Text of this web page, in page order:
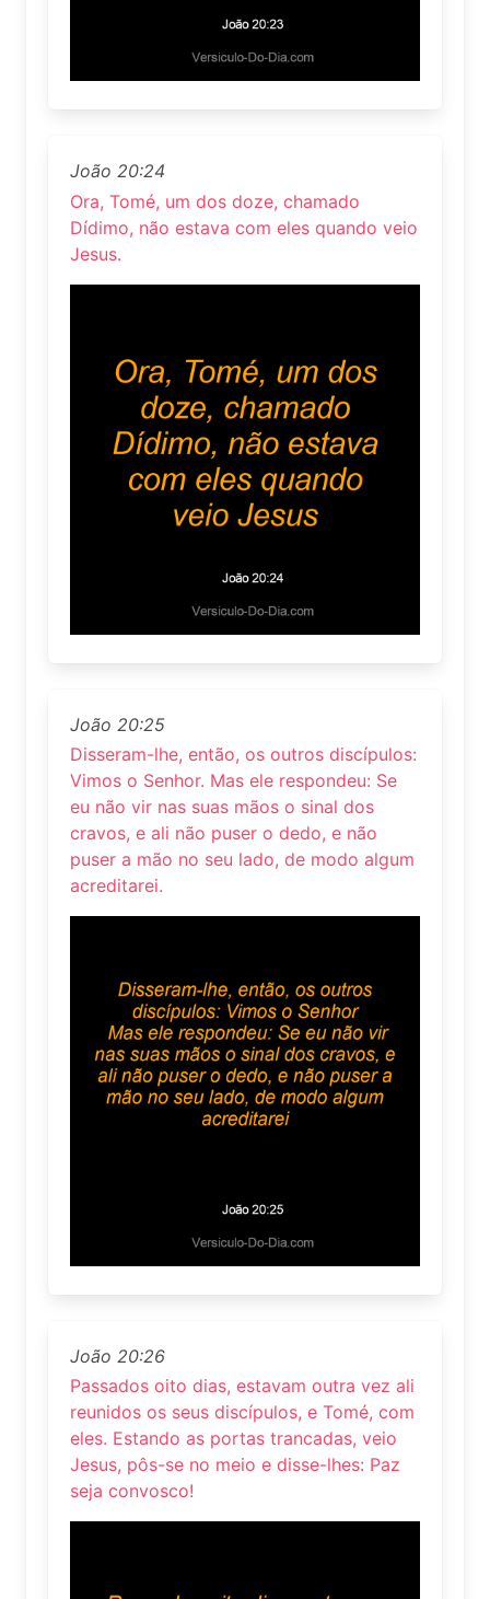
João 20:24
Ora, Tomé, um dos doze, chamado
Dídimo, não estava com eles quando veio
Jesus.
João 20:25
Disseram-lhe, então, os outros discípulos:
Vimos o Senhor. Mas ele respondeu: Se
eu não vir nas suas mãos o sinal dos
cravos, e ali não puser o dedo, e não
puser a mão no seu lado, de modo algum
acreditarei.
João 20:26
Passados oito dias, estavam outra vez ali
reunidos os seus discípulos, e Tomé, com
eles. Estando as portas trancadas, veio
Jesus, pôs-se no meio e disse-lhes: Paz
seja convosco!